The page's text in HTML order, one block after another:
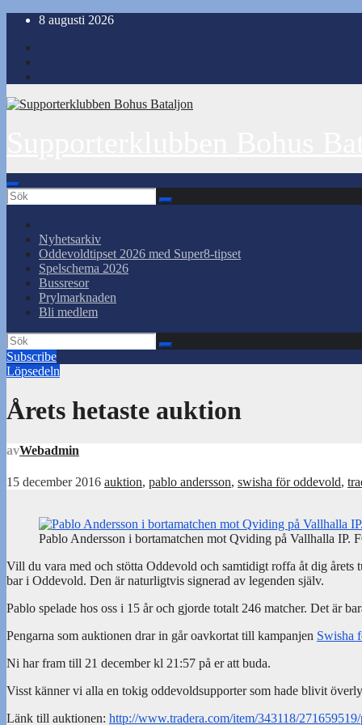
Hoppa
innehåll
8 augusti 2026
Nyhetsarkiv
Oddevoldtipset 2026 med Super8-tipset
Spelschema 2026
Bussresor
Prylmarknaden
Bli medlem
Subscribe
Löpsedeln
Årets hetaste auktion
avWebadmin
15 december 2016 auktion, pablo andersson, swisha för oddevold,
Pablo Andersson i bortamatchen mot Qviding på Vallhalla IP.
Vill du vara med och stötta Oddevold och samtidigt roffa åt dig årets
bar i Oddevold. Den är naturligtvis signerad av legenden själv.
Pablo spelade hos oss i 15 år och gjorde totalt 246 matcher. Det är
Pengarna som auktionen drar in går oavkortat till kampanjen Swisha
Ni har fram till 21 december kl 21:57 på er att buda.
Visst känner vi alla en tokig oddevoldsupporter som hade blivit
Länk till auktionen: http://www.tradera.com/item/343118/